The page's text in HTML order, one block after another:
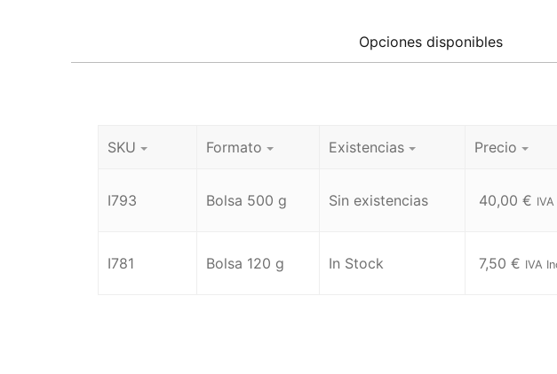
Opciones disponibles
SKU Formato Existencias Precio
I793 Bolsa 500 g Sin existencias 40,00 €
I781 Bolsa 120 g In Stock 7,50 € IVA